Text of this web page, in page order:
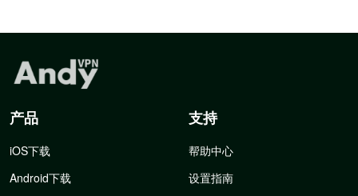
产品
iOS下载
Android下载
支持
帮助中心
设置指南